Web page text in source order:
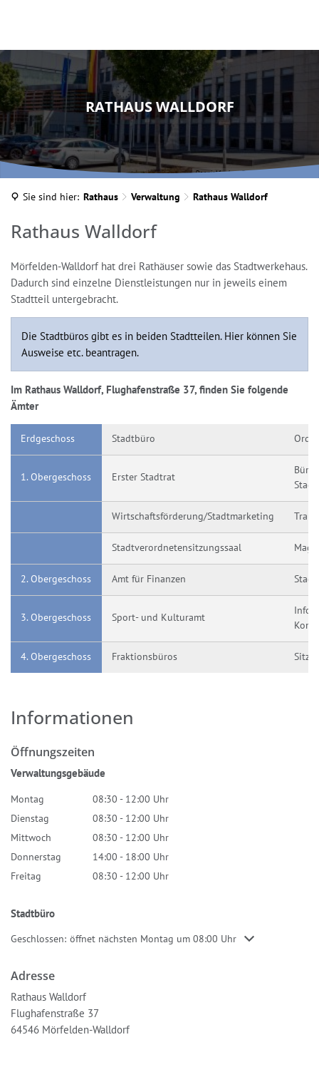
DennisMoebus, © www.d-photography.org
RATHAUS WALLDORF
Sie sind hier: Rathaus Verwaltung Rathaus Walldorf
Rathaus
Walldorf
Rathaus Walldorf
Mörfelden-Walldorf hat drei Rathäuser sowie das Stadtwerkehaus.
Dadurch sind einzelne Dienstleistungen nur in jeweils einem
Stadtteil untergebracht.
Die Stadtbüros gibt es in beiden Stadtteilen. Hier können Sie
Ausweise etc. beantragen.
Im Rathaus Walldorf, Flughafenstraße 37, finden Sie folgende
Ämter
Erdgeschoss Stadtbüro
1. Obergeschoss Erster Stadtrat
Büro
Wirtschaftsförderung/Stadtmarketing
Stadtverordnetensitzungssaal
2. Obergeschoss Amt für Finanzen
3. Obergeschoss Sport- und Kulturamt
4. Obergeschoss Fraktionsbüros
Informationen
Öffnungszeiten
Verwaltungsgebäude
Montag 08:30 - 12:00 Uhr
Von 08:30 bis 12:00 Uhr
Dienstag 08:30 - 12:00 Uhr
Von 08:30 bis 12:00 Uhr
Mittwoch 08:30 - 12:00 Uhr
Von 08:30 bis 12:00 Uhr
Donnerstag 14:00 - 18:00 Uhr
Von 14:00 bis 18:00 Uhr
Freitag 08:30 - 12:00 Uhr
Stadtbüro
Klicken, um weitere Öffnungs- oder Schließzeiten auszublenden
Geschlossen: öffnet nächsten Montag um 08:00 Uhr
Adresse
Rathaus Walldorf
Flughafenstraße 37
64546 Mörfelden-Walldorf